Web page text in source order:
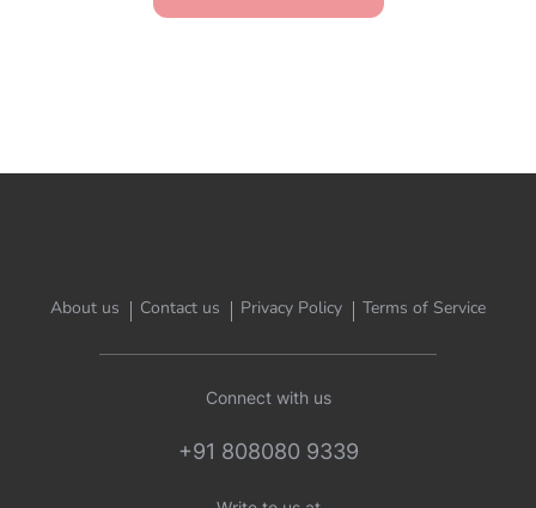
About us Contact us Privacy Policy Terms of Service
Connect with us
+91 808080 9339